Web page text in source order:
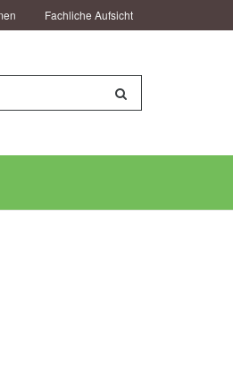
Fachliche Aufsicht